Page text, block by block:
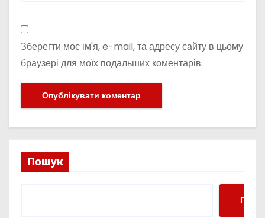
Зберегти моє ім'я, e-mail, та адресу сайту в цьому
браузері для моїх подальших коментарів.
Пошук